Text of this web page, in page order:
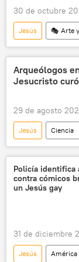
30 de octubre
Jesús 🎭 Arte
🌍 Oriente Medio
geología
Israel
Arqueólogos
Jesucristo
29 de agosto
Jesús Ciencia
Betsaida
arqueología
Policía identifica
contra cómicos
un Jesús gay
31 de diciembre
Jesús América